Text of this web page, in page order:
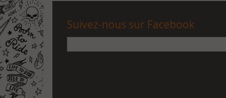
Suivez-nous sur Facebook